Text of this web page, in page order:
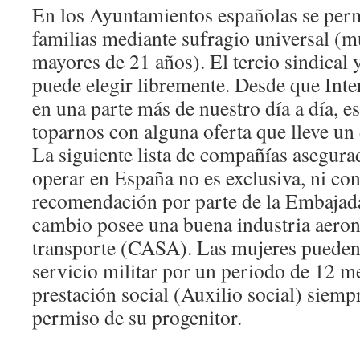
En los Ayuntamientos españolas se
familias mediante sufragio universal
mayores de 21 años). El tercio sindical
puede elegir libremente. Desde que
en una parte más de nuestro día a día,
toparnos con alguna oferta que lleve un
La siguiente lista de compañías
operar en España no es exclusiva, ni
recomendación por parte de la
cambio posee una buena industria
transporte (CASA). Las mujeres
servicio militar por un periodo de 12
prestación social (Auxilio social)
permiso de su progenitor.